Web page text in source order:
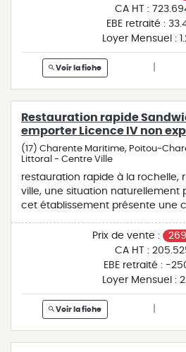
clientèle rochelaise et
actuelle 83 places assises. ouvert
equipe en place + renfort en
un professionnel souhaitant
de la rochelle !
CA HT :
EBE retraité :
Loyer Mensuel :
Voir la fiche
Restauration rapide
emporter Licence IV non
(17) Charente Maritime, Poitou-
Littoral - Centre Ville
restauration rapide à la rochelle,
ville, une situation naturellement
cet établissement présente une
selon vos envies et les moments
surface de travail. sanitaires
place et un renfort en période
par an. le plus de cette affaire,
Prix de vente :
CA HT :
EBE retraité : -
Loyer Mensuel :
Voir la fiche